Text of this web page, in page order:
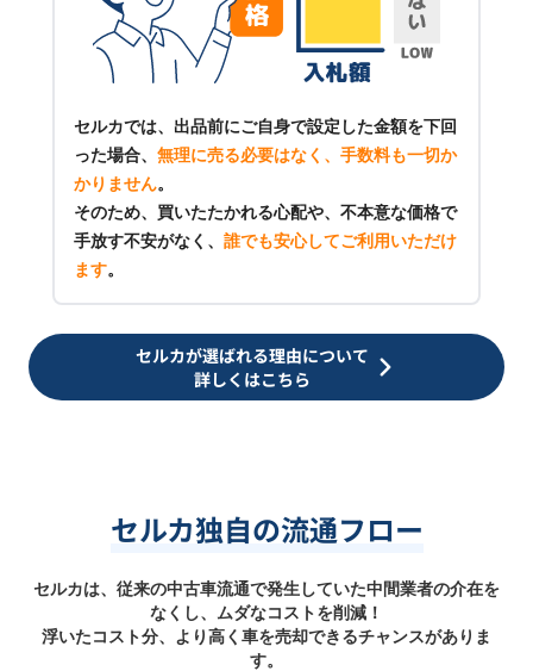
セルカでは、出品前にご自身で設定した金額を下回
った場合、 無理に売る必要はなく、手数料も一切か
かりません。
そのため、買いたたかれる心配や、不本意な価格で
手放す不安がなく、 誰でも安心してご利用いただけ
ます。
セルカが選ばれる理由について
詳しくはこちら
セルカ独自の流通フロー
セルカは、従来の中古車流通で発生していた中間業者の介在を
なくし、ムダなコストを削減！
浮いたコスト分、より高く車を売却できるチャンスがありま
す。